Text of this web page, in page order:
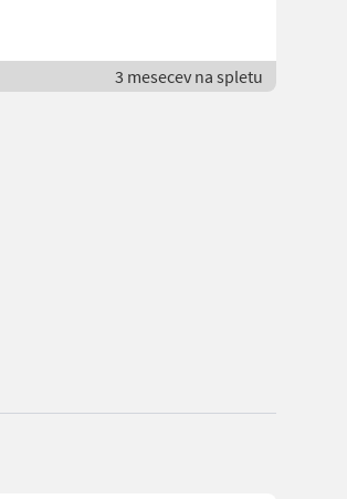
3 mesecev na spletu